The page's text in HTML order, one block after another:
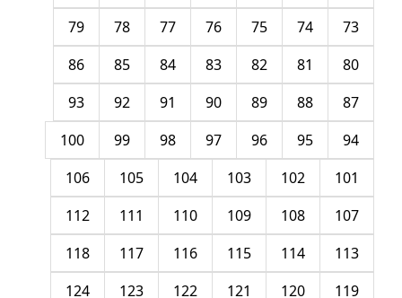
73
74
75
76
77
78
79
80
81
82
83
84
85
86
87
88
89
90
91
92
93
94
95
96
97
98
99
100
101
102
103
104
105
106
107
108
109
110
111
112
113
114
115
116
117
118
119
120
121
122
123
124